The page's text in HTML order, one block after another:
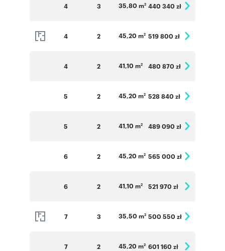
4 3 35,80 m2 440 340 zł
4 2 45,20 m2 519 800 zł
4 2 41,10 m2 480 870 zł
5 2 45,20 m2 528 840 zł
5 2 41,10 m2 489 090 zł
6 2 45,20 m2 565 000 zł
6 2 41,10 m2 521 970 zł
7 3 35,50 m2 500 550 zł
7 2 45,20 m2 601 160 zł